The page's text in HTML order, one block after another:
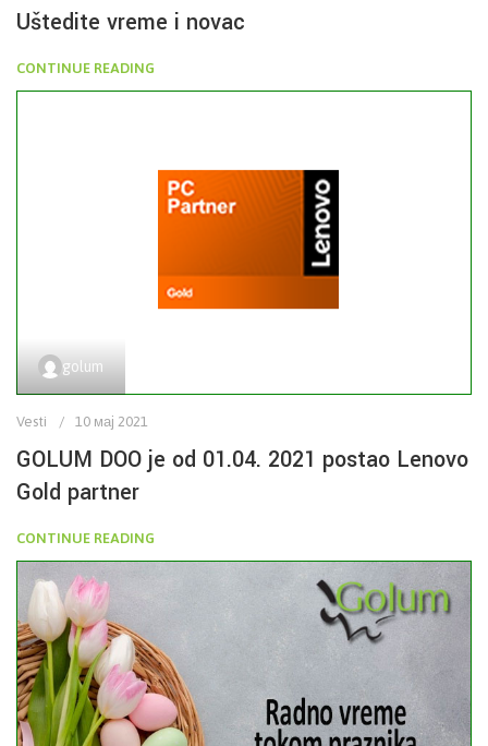
Uštedite vreme i novac
CONTINUE READING
golum
Vesti 10 мај 2021
GOLUM DOO je od 01.04. 2021 postao Lenovo
Gold partner
CONTINUE READING